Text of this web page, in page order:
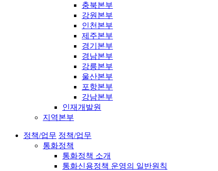
충북본부
강원본부
인천본부
제주본부
경기본부
경남본부
강릉본부
울산본부
포항본부
강남본부
인재개발원
지역본부
정책/업무 정책/업무
통화정책
통화정책 소개
통화신용정책 운영의 일반원칙